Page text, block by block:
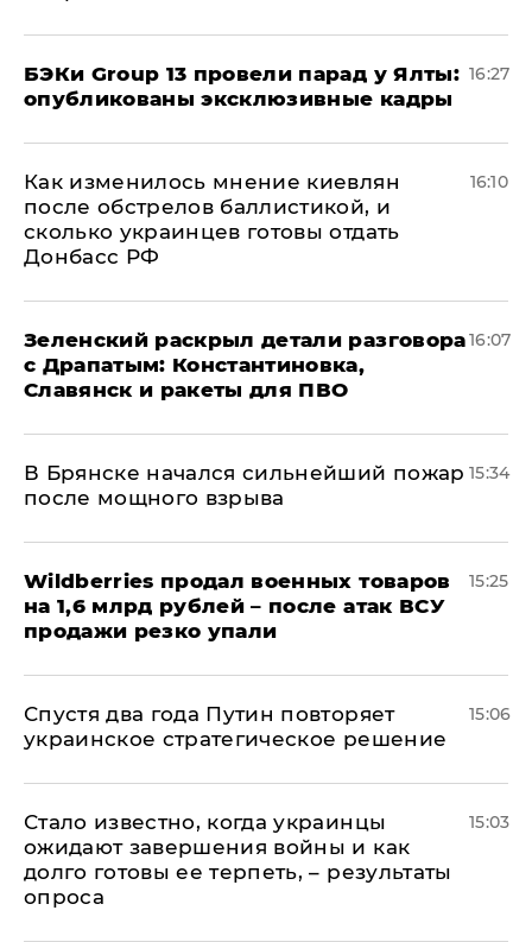
​БЭКи Group 13 провели парад у Ялты:
опубликованы эксклюзивные кадры
16:27
Как изменилось мнение киевлян
после обстрелов баллистикой, и
сколько украинцев готовы отдать
Донбасс РФ
16:10
​Зеленский раскрыл детали разговора
с Драпатым: Константиновка,
Славянск и ракеты для ПВО
16:07
В Брянске начался сильнейший пожар
после мощного взрыва
15:34
​Wildberries продал военных товаров
на 1,6 млрд рублей – после атак ВСУ
продажи резко упали
15:25
Спустя два года Путин повторяет
украинское стратегическое решение
15:06
Стало известно, когда украинцы
ожидают завершения войны и как
долго готовы ее терпеть, – результаты
опроса
15:03